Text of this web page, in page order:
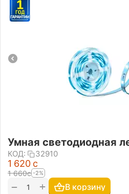
Умная светодиодная
КОД: 32910
1 620 с
1 660с -2%
+
− В корзину